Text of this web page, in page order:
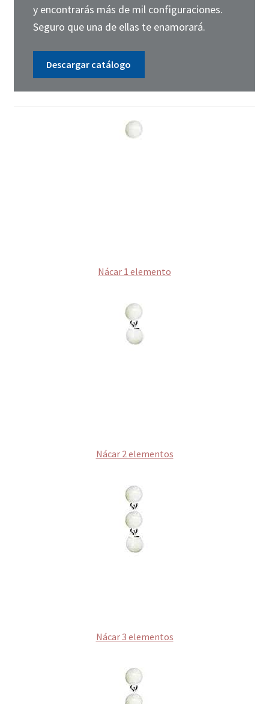
y encontrarás más de mil configuraciones.
Seguro que una de ellas te enamorará.
Descargar catálogo
Nácar 1 elemento
Nácar 2 elementos
Nácar 3 elementos